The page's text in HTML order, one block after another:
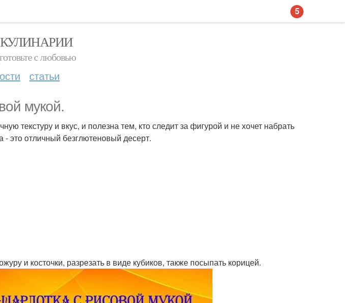
с любовью
статьи
мукой.
текстуру и вкус, и полезна тем, кто следит за фигурой и не хочет набрать
- это отличный безглютеновый десерт.
и косточки, разрезать в виде кубиков, также посыпать корицей.
5